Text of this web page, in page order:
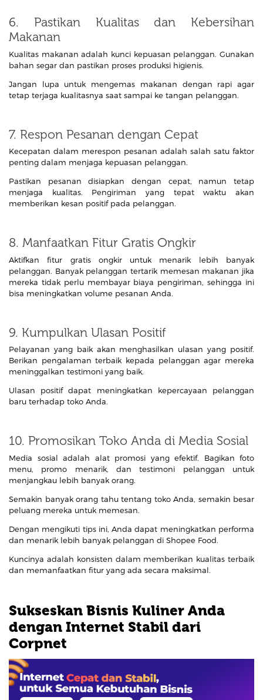
6. Pastikan Kualitas dan Kebersihan
Makanan
Kualitas makanan adalah kunci kepuasan pelanggan. Gunakan
bahan segar dan pastikan proses produksi higienis.
Jangan lupa untuk mengemas makanan dengan rapi agar
tetap terjaga kualitasnya saat sampai ke tangan pelanggan.
7. Respon Pesanan dengan Cepat
Kecepatan dalam merespon pesanan adalah salah satu faktor
penting dalam menjaga kepuasan pelanggan.
Pastikan pesanan disiapkan dengan cepat, namun tetap
menjaga kualitas. Pengiriman yang tepat waktu akan
memberikan kesan positif pada pelanggan.
8. Manfaatkan Fitur Gratis Ongkir
Aktifkan fitur gratis ongkir untuk menarik lebih banyak
pelanggan. Banyak pelanggan tertarik memesan makanan jika
mereka tidak perlu membayar biaya pengiriman, sehingga ini
bisa meningkatkan volume pesanan Anda.
9. Kumpulkan Ulasan Positif
Pelayanan yang baik akan menghasilkan ulasan yang positif.
Berikan pengalaman terbaik kepada pelanggan agar mereka
meninggalkan testimoni yang baik.
Ulasan positif dapat meningkatkan kepercayaan pelanggan
baru terhadap toko Anda.
10. Promosikan Toko Anda di Media Sosial
Media sosial adalah alat promosi yang efektif. Bagikan foto
menu, promo menarik, dan testimoni pelanggan untuk
menjangkau lebih banyak orang.
Semakin banyak orang tahu tentang toko Anda, semakin besar
peluang mereka untuk memesan.
Dengan mengikuti tips ini, Anda dapat meningkatkan performa
dan menarik lebih banyak pelanggan di Shopee Food.
Kuncinya adalah konsisten dalam memberikan kualitas terbaik
dan memanfaatkan fitur yang ada secara maksimal.
Sukseskan Bisnis Kuliner Anda
dengan Internet Stabil dari
Corpnet